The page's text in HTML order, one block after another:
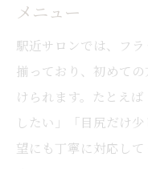
メニュー
駅近サロンでは、フ
揃っており、初めて
けられます。たとえ
したい」「目尻だけ
望にも丁寧に対応し